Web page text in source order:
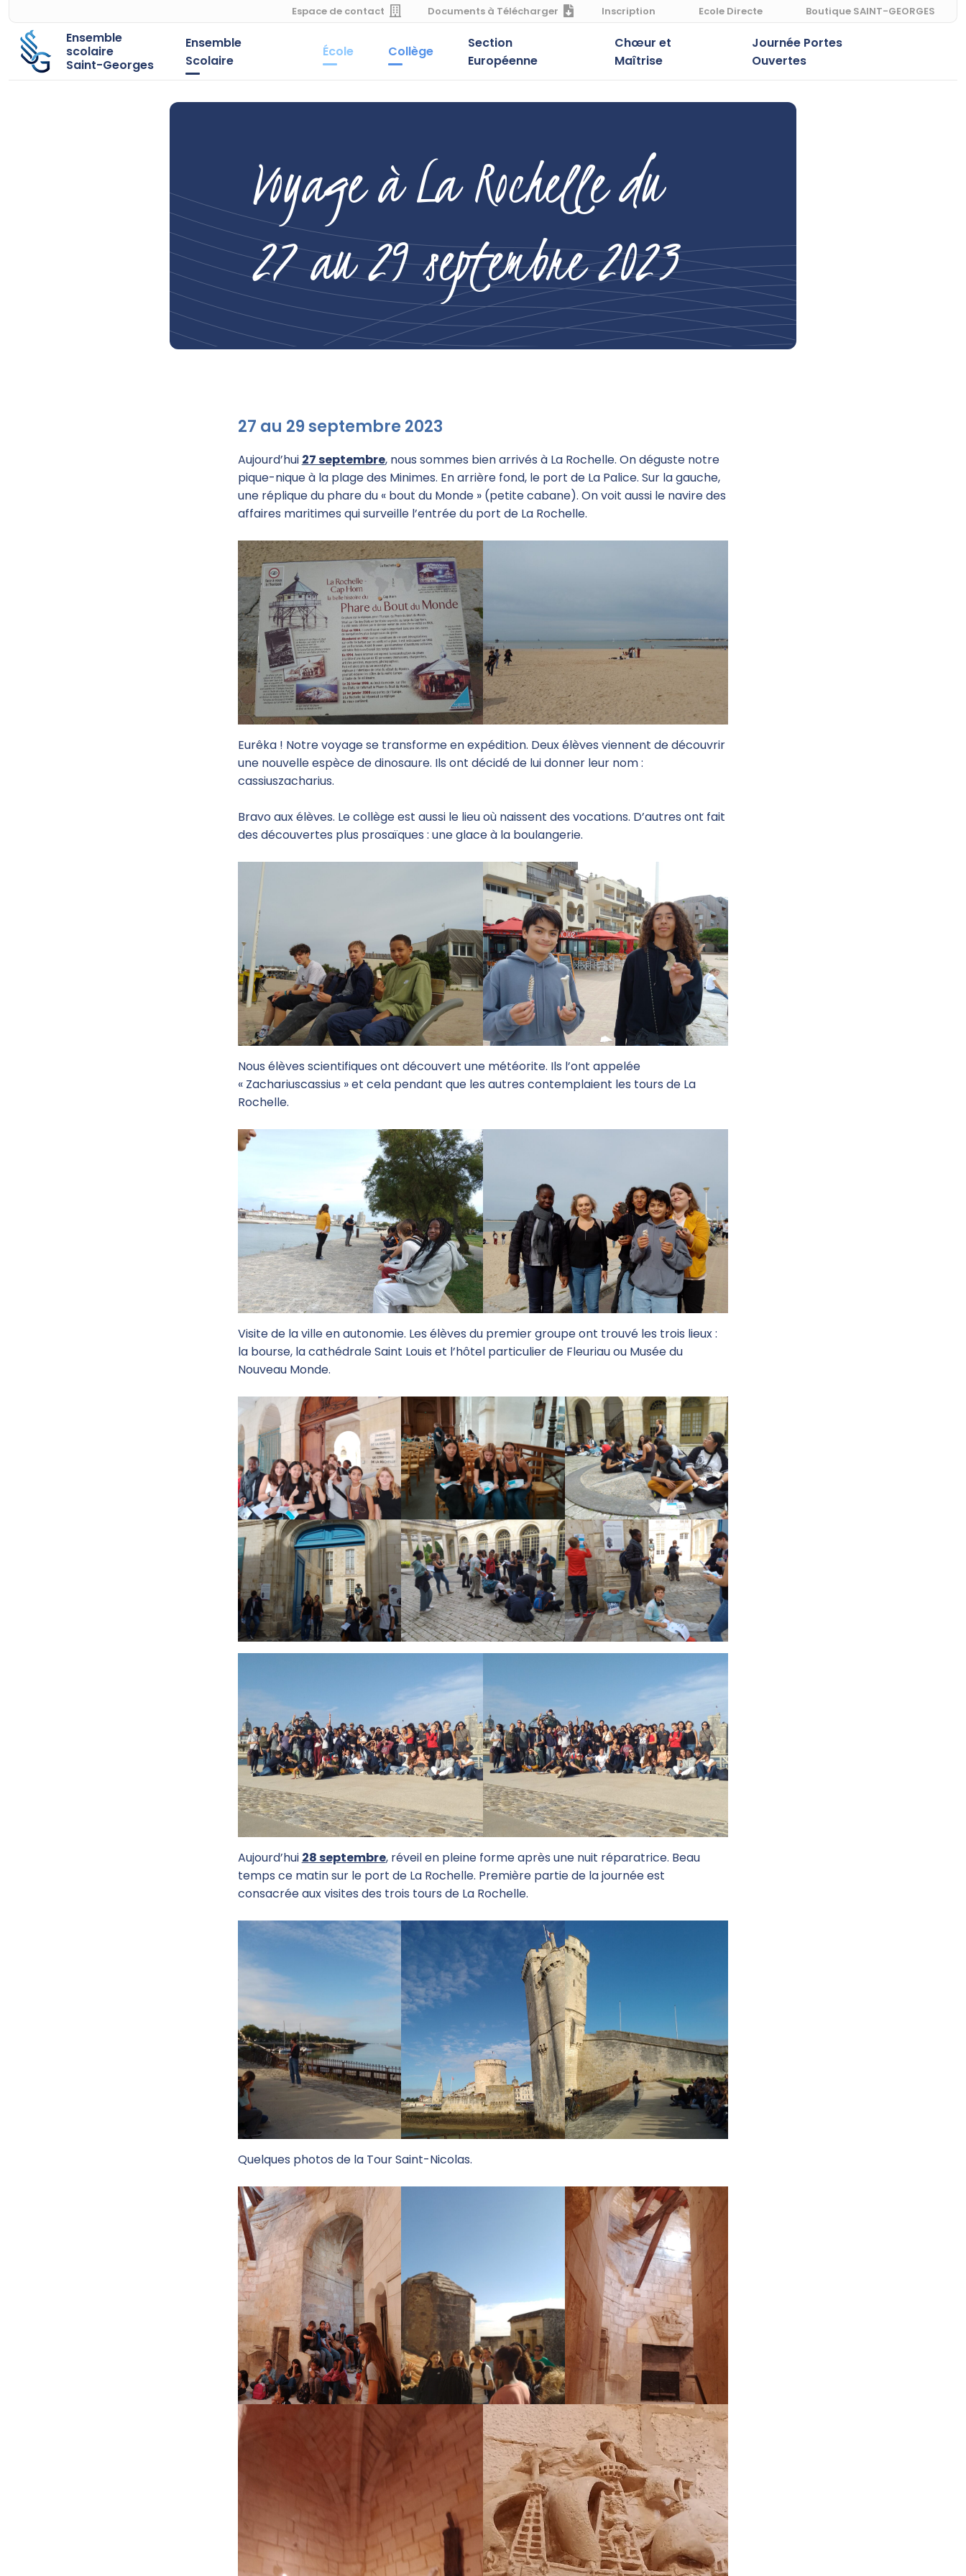
Espace de contact Documents à Télécharger Inscription Ecole Directe Boutique SAINT-GEORGES
Ensemble
scolaire
Saint-Georges
Ensemble
Scolaire
École Collège
Section
Européenne
Chœur et
Maîtrise
Journée Portes
Ouvertes
Voyage à La Rochelle du
27 au 29 septembre 2023
27 au 29 septembre 2023
Aujourd’hui 27 septembre, nous sommes bien arrivés à La Rochelle. On déguste notre
pique-nique à la plage des Minimes. En arrière fond, le port de La Palice. Sur la gauche,
une réplique du phare du « bout du Monde » (petite cabane). On voit aussi le navire des
affaires maritimes qui surveille l’entrée du port de La Rochelle.
Eurêka ! Notre voyage se transforme en expédition. Deux élèves viennent de découvrir
une nouvelle espèce de dinosaure. Ils ont décidé de lui donner leur nom :
cassiuszacharius.
Bravo aux élèves. Le collège est aussi le lieu où naissent des vocations. D’autres ont fait
des découvertes plus prosaïques : une glace à la boulangerie.
Nous élèves scientifiques ont découvert une météorite. Ils l’ont appelée
« Zachariuscassius » et cela pendant que les autres contemplaient les tours de La
Rochelle.
Visite de la ville en autonomie. Les élèves du premier groupe ont trouvé les trois lieux :
la bourse, la cathédrale Saint Louis et l’hôtel particulier de Fleuriau ou Musée du
Nouveau Monde.
Aujourd’hui 28 septembre, réveil en pleine forme après une nuit réparatrice. Beau
temps ce matin sur le port de La Rochelle. Première partie de la journée est
consacrée aux visites des trois tours de La Rochelle.
Quelques photos de la Tour Saint-Nicolas.